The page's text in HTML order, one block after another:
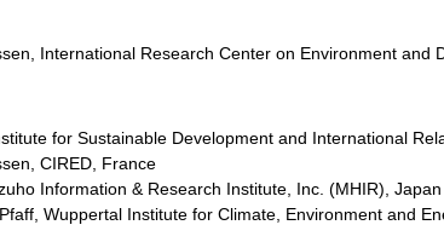
International Research Center on Environment and
for Sustainable Development and International
CIRED, France
Information & Research Institute, Inc. (MHIR), Japan
Wuppertal Institute for Climate, Environment and